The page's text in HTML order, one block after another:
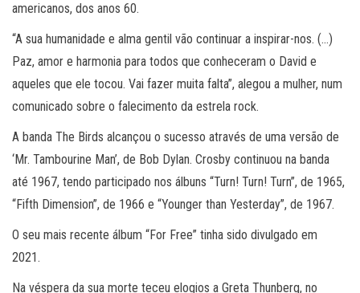
americanos, dos anos 60.
“A sua humanidade e alma gentil vão continuar a inspirar-nos. (…)
Paz, amor e harmonia para todos que conheceram o David e
aqueles que ele tocou. Vai fazer muita falta”, alegou a mulher, num
comunicado sobre o falecimento da estrela rock.
A banda The Birds alcançou o sucesso através de uma versão de
‘Mr. Tambourine Man’, de Bob Dylan. Crosby continuou na banda
até 1967, tendo participado nos álbuns “Turn! Turn! Turn”, de 1965,
“Fifth Dimension”, de 1966 e “Younger than Yesterday”, de 1967.
O seu mais recente álbum “For Free” tinha sido divulgado em
2021.
Na véspera da sua morte teceu elogios a Greta Thunberg, no